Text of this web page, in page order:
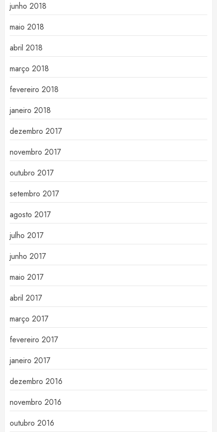
junho 2018
maio 2018
abril 2018
março 2018
fevereiro 2018
janeiro 2018
dezembro 2017
novembro 2017
outubro 2017
setembro 2017
agosto 2017
julho 2017
junho 2017
maio 2017
abril 2017
março 2017
fevereiro 2017
janeiro 2017
dezembro 2016
novembro 2016
outubro 2016